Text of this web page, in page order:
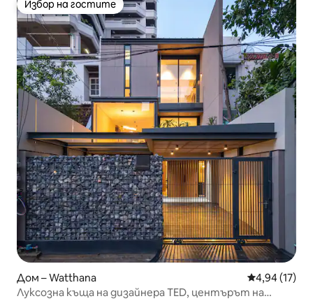
Избор на гостите
Избор на гостите
Дом – Watthana Средна
4,94 (17)
Луксозна къща на дизайнера TED, центърът на